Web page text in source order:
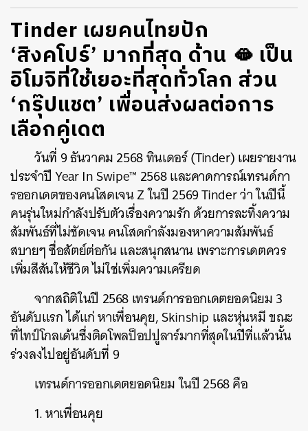
Tinder เผยคนไทยปัก
‘สิงคโปร์’ มากที่สุด ด้าน 🫦 เป็น
อิโมจิที่ใช้เยอะที่สุดทั่วโลก ส่วน
‘กรุ๊ปแชต’ เพื่อนส่งผลต่อการ
เลือกคู่เดต
วันที่ 9 ธันวาคม 2568 ทินเดอร์ (Tinder) เผยรายงาน
ประจำปี Year In Swipe™ 2568 และคาดการณ์เทรนด์กา
รออกเดตของคนโสดเจน Z ในปี 2569 Tinder ว่า ในปีนี้
คนรุ่นใหม่กำลังปรับตัวเรื่องความรัก ด้วยการละทิ้งความ
สัมพันธ์ที่ไม่ชัดเจน คนโสดกำลังมองหาความสัมพันธ์
สบายๆ ซื่อสัตย์ต่อกัน และสนุกสนาน เพราะการเดตควร
เพิ่มสีสันให้ชีวิต ไม่ใช่เพิ่มความเครียด
จากสถิติในปี 2568 เทรนด์การออกเดตยอดนิยม 3
อันดับแรก ได้แก่ หาเพื่อนคุย, Skinship และหุ่นหมี ขณะ
ที่ไทป์โกลเด้นซึ่งติดโพลป็อปปูลาร์มากที่สุดในปีที่แล้วนั้น
ร่วงลงไปอยู่อันดับที่ 9
เทรนด์การออกเดตยอดนิยม ในปี 2568 คือ
1. หาเพื่อนคุย